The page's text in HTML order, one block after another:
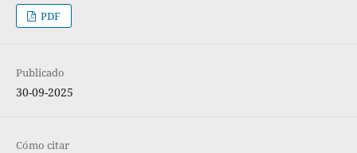
PDF
Publicado
30-09-2025
Cómo citar